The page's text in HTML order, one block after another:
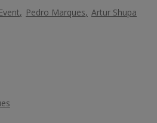
Pedro Marques Artur Shupa